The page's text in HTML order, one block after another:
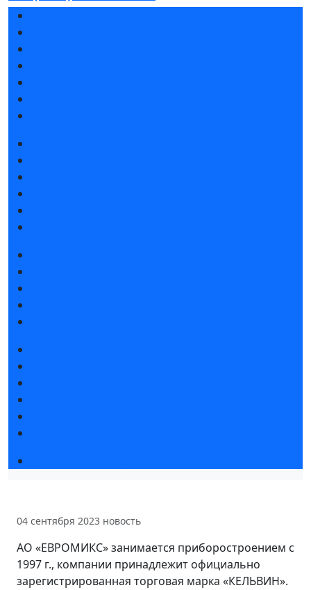
04 сентября 2023 новость
АО «ЕВРОМИКС» занимается приборостроением с
1997 г., компании принадлежит официально
зарегистрированная торговая марка «КЕЛЬВИН».